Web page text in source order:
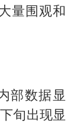
量围观和
部数据显
旬出现显